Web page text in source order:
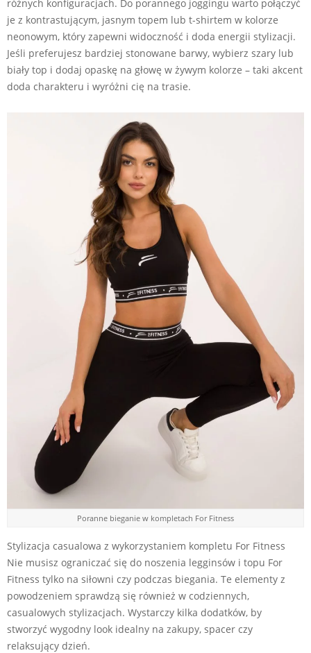
różnych konfiguracjach. Do porannego joggingu warto połączyć
je z kontrastującym, jasnym topem lub t-shirtem w kolorze
neonowym, który zapewni widoczność i doda energii stylizacji.
Jeśli preferujesz bardziej stonowane barwy, wybierz szary lub
biały top i dodaj opaskę na głowę w żywym kolorze – taki akcent
doda charakteru i wyróżni cię na trasie.
Poranne bieganie w kompletach For Fitness
Stylizacja casualowa z wykorzystaniem kompletu For Fitness
Nie musisz ograniczać się do noszenia legginsów i topu For
Fitness tylko na siłowni czy podczas biegania. Te elementy z
powodzeniem sprawdzą się również w codziennych,
casualowych stylizacjach. Wystarczy kilka dodatków, by
stworzyć wygodny look idealny na zakupy, spacer czy
relaksujący dzień.